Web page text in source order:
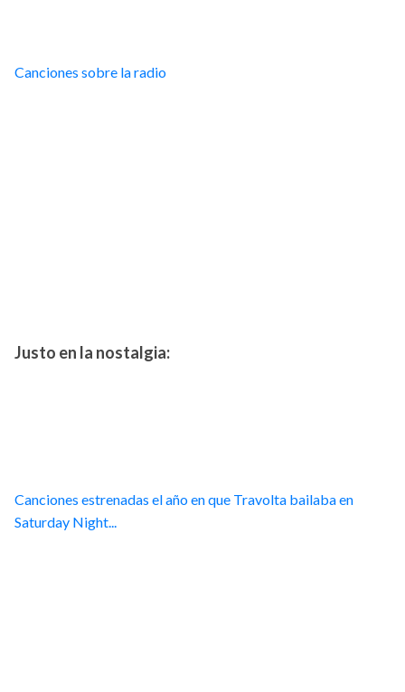
Canciones sobre la radio
Justo en la nostalgia:
Canciones estrenadas el año en que Travolta bailaba en
Saturday Night...